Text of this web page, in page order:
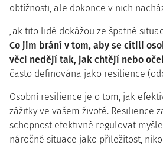
obtížnosti, ale dokonce v nich
Jak tito lidé dokážou ze špatné
Co jim brání v tom, aby se cítili
věci nedějí tak, jak chtějí nebo
často definována jako resilience
Osobní resilience je o tom, jak
zážitky ve vašem životě. Resilience
schopnost efektivně regulovat
náročné situace jako příležitost,